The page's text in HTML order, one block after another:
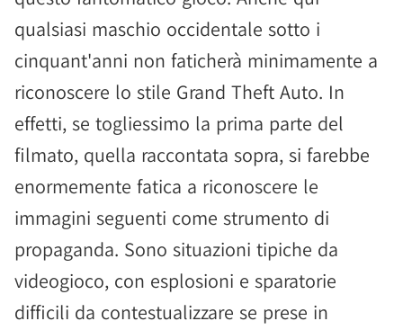
qualsiasi maschio occidentale sotto i
cinquant'anni non faticherà minimamente a
riconoscere lo stile Grand Theft Auto. In
effetti, se togliessimo la prima parte del
filmato, quella raccontata sopra, si farebbe
enormemente fatica a riconoscere le
immagini seguenti come strumento di
propaganda. Sono situazioni tipiche da
videogioco, con esplosioni e sparatorie
difficili da contestualizzare se prese in